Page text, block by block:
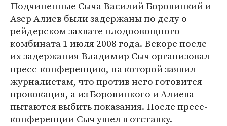
Подчиненные Сыча Василий Боровицкий и
Азер Алиев были задержаны по делу о
рейдерском захвате плодоовощного
комбината 1 июля 2008 года. Вскоре после
их задержания Владимир Сыч организовал
пресс-конференцию, на которой заявил
журналистам, что против него готовится
провокация, а из Боровицкого и Алиева
пытаются выбить показания. После пресс-
конференции Сыч ушел в отставку.